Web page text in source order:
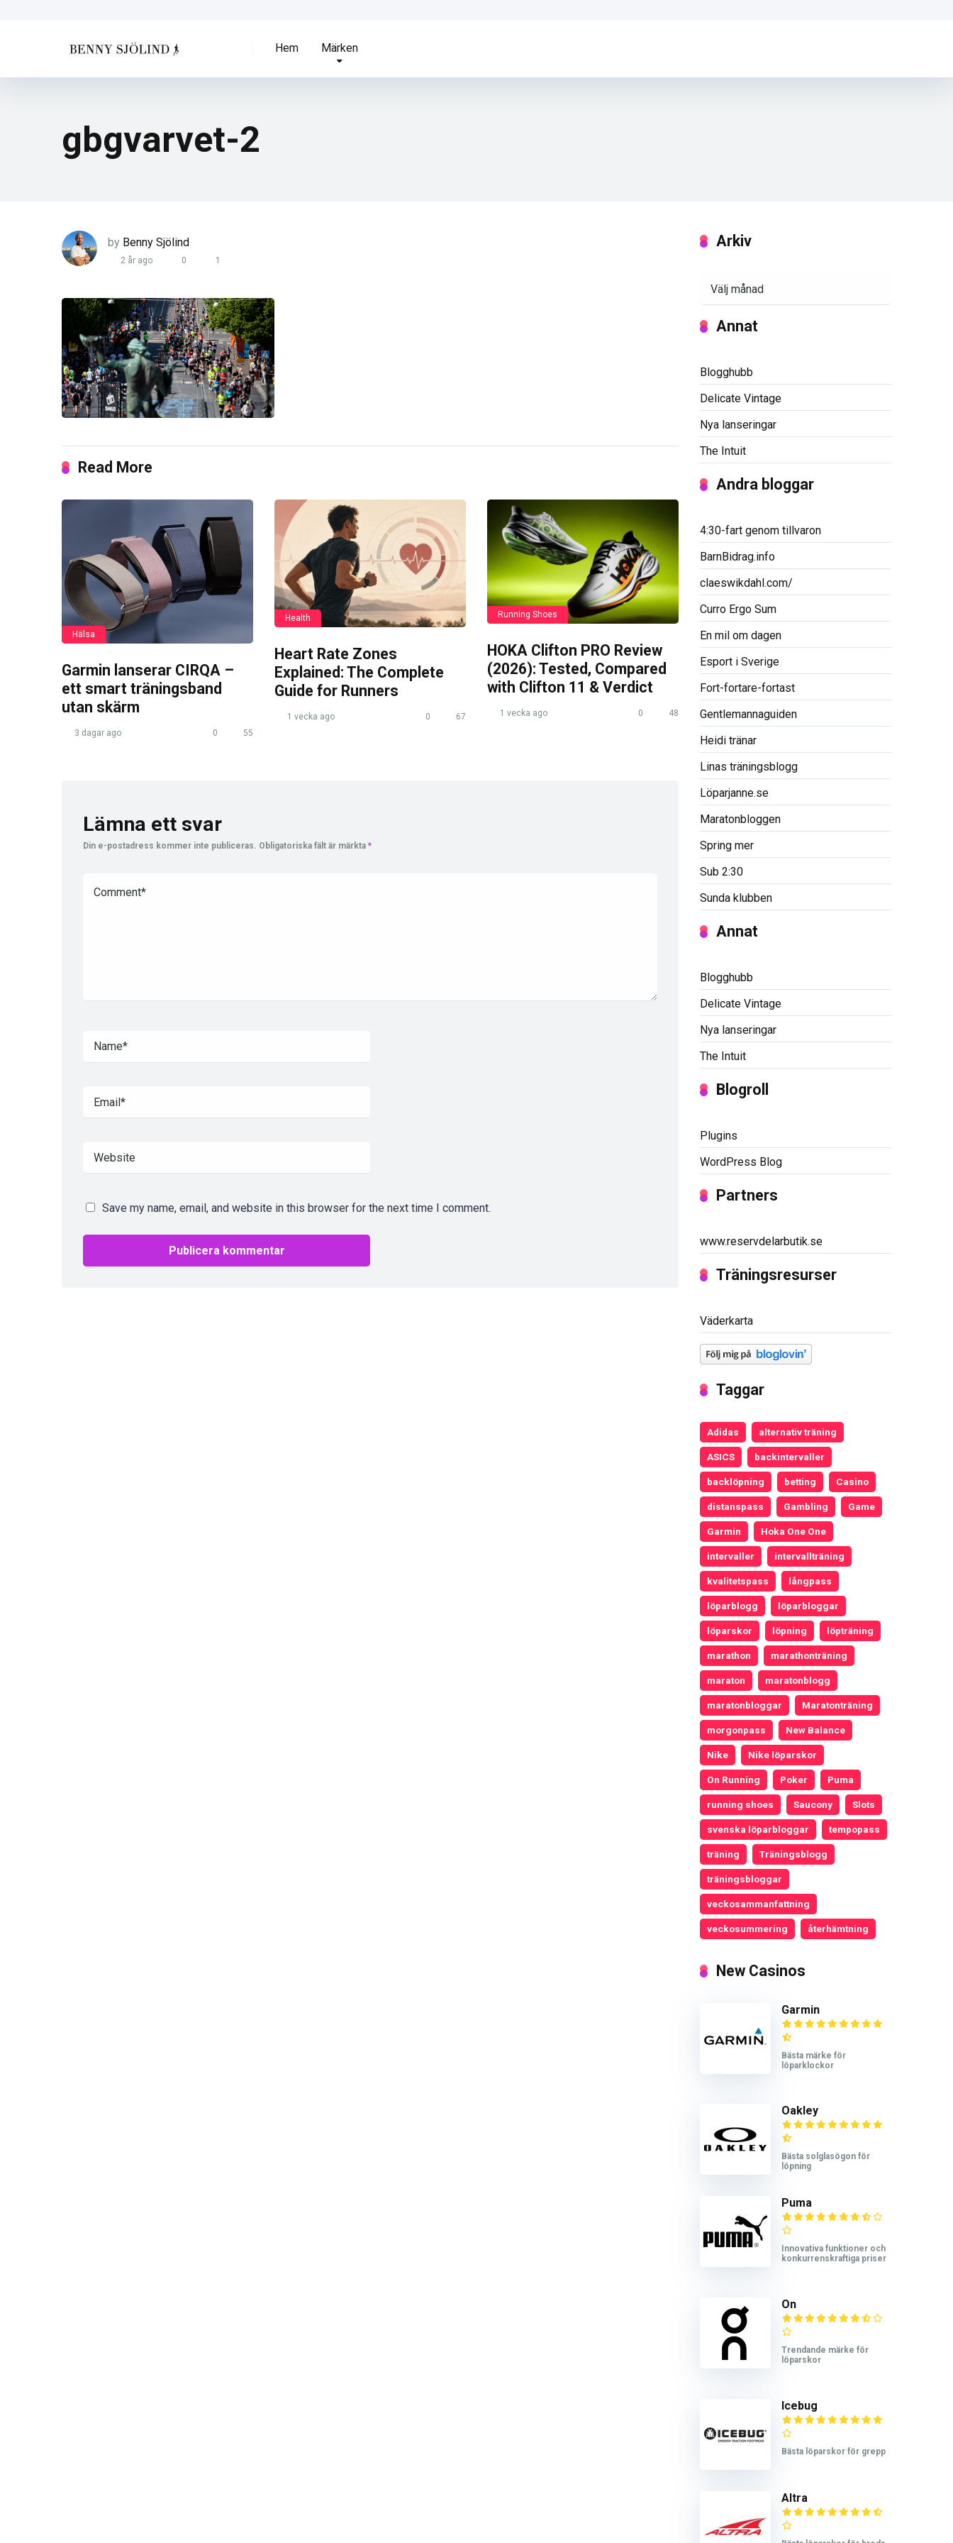
Hem Märken
gbgvarvet-2
by Benny Sjölind
2 år ago 0 1
Read More
Hälsa
Garmin lanserar CIRQA –
ett smart träningsband
utan skärm
3 dagar ago 0 55
Health
Heart Rate Zones
Explained: The Complete
Guide for Runners
1 vecka ago 0 67
Running Shoes
HOKA Clifton PRO Review
(2026): Tested, Compared
with Clifton 11 & Verdict
1 vecka ago 0 48
Lämna ett svar
Din e-postadress kommer inte publiceras. Obligatoriska fält är märkta *
Save my name, email, and website in this browser for the next time I comment.
Arkiv
Annat
Blogghubb
Delicate Vintage
Nya lanseringar
The Intuit
Andra bloggar
4:30-fart genom tillvaron
BarnBidrag.info
claeswikdahl.com/
Curro Ergo Sum
En mil om dagen
Esport i Sverige
Fort-fortare-fortast
Gentlemannaguiden
Heidi tränar
Linas träningsblogg
Löparjanne.se
Maratonbloggen
Spring mer
Sub 2:30
Sunda klubben
Annat
Blogghubb
Delicate Vintage
Nya lanseringar
The Intuit
Blogroll
Plugins
WordPress Blog
Partners
www.reservdelarbutik.se
Träningsresurser
Väderkarta
Taggar
Adidas alternativ träning
ASICS backintervaller
backlöpning betting Casino
distanspass Gambling Game
Garmin Hoka One One
intervaller intervallträning
kvalitetspass långpass
löparblogg löparbloggar
löparskor löpning löpträning
marathon marathonträning
maraton maratonblogg
maratonbloggar Maratonträning
morgonpass New Balance
Nike Nike löparskor
On Running Poker Puma
running shoes Saucony Slots
svenska löparbloggar tempopass
träning Träningsblogg
träningsbloggar
veckosammanfattning
veckosummering återhämtning
New Casinos
Garmin
Bästa märke för
löparklockor
Oakley
Bästa solglasögon för
löpning
Puma
Innovativa funktioner och
konkurrenskraftiga priser
On
Trendande märke för
löparskor
Icebug
Bästa löparskor för grepp
Altra